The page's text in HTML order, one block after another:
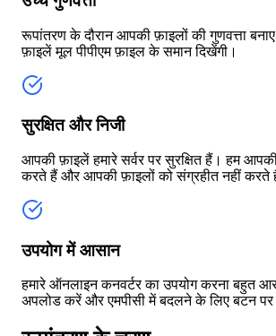
रूपांतरण के दौरान आपकी फ़ाइलों की गुणवत्ता
फ़ाइलें मूल पीपीएम फ़ाइल के समान दिखेंगी।
सुरक्षित और निजी
आपकी फ़ाइलें हमारे सर्वर पर सुरक्षित हैं। हम आपकी
करते हैं और आपकी फ़ाइलों को संग्रहीत नहीं करते
उपयोग में आसान
हमारे ऑनलाइन कनवर्टर का उपयोग करना बहुत
अपलोड करें और एमपीसी में बदलने के लिए बटन